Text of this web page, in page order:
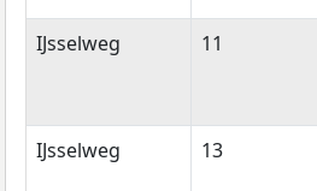
IJsselweg 11
IJsselweg 13